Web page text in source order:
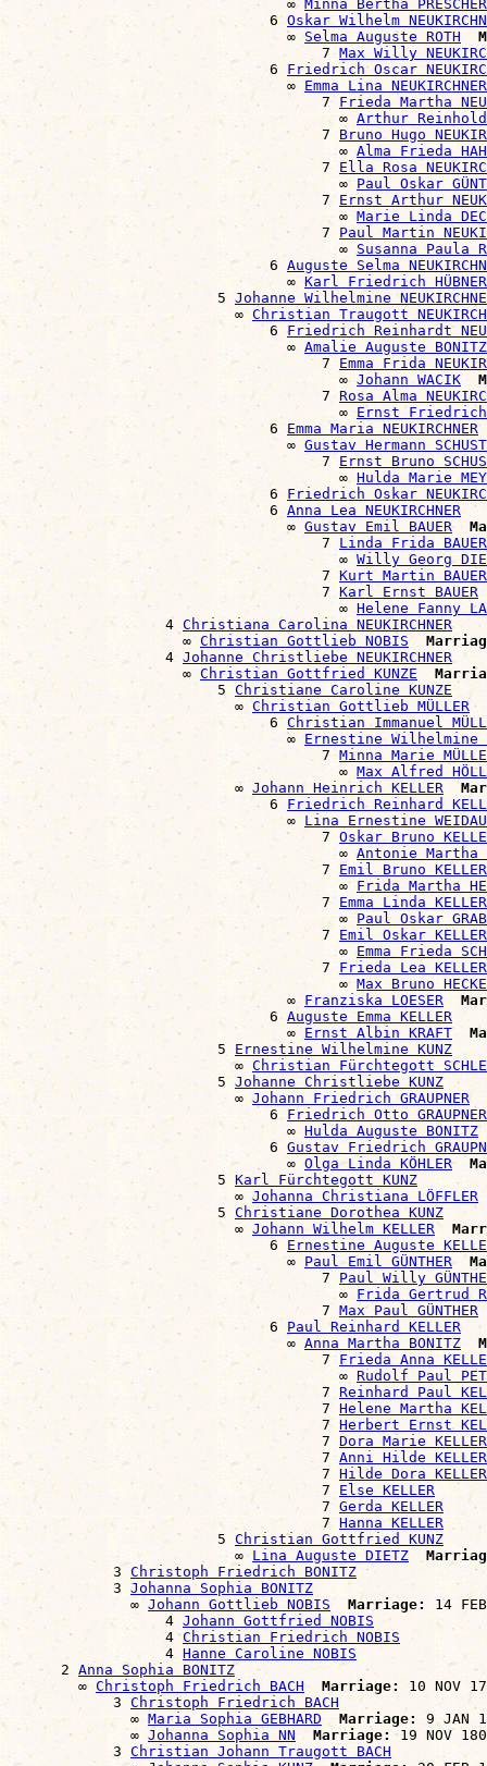
                                ∞
Minna Bertha PRESCHER
                              6
Oskar Wilhelm
                                ∞
Selma Auguste ROTH
                                    7
Max Willy
                              6
Friedrich Oscar
                                ∞
Emma Lina NEUKIRCHNER
                                    7
Frieda Martha
                                      ∞
Arthur Reinhold
                                    7
Bruno Hugo
                                      ∞
Alma Frieda
                                    7
Ella Rosa
                                      ∞
Paul Oskar
                                    7
Ernst Arthur
                                      ∞
Marie Linda
                                    7
Paul Martin
                                      ∞
Susanna Paula
                              6
Auguste Selma
                                ∞
Karl Friedrich HÜBNER
                        5
Johanne Wilhelmine
                          ∞
Christian Traugott
                              6
Friedrich Reinhardt
                                ∞
Amalie Auguste BONITZ
                                    7
Emma Frida
                                      ∞
Johann WACIK
                                    7
Rosa Alma
                                      ∞
Ernst Friedrich
                              6
Emma Maria NEUKIRCHNER
                                ∞
Gustav Hermann
                                    7
Ernst Bruno
                                      ∞
Hulda Marie MEY
                              6
Friedrich Oskar
                              6
Anna Lea NEUKIRCHNER
                                ∞
Gustav Emil BAUER
                                    7
Linda Frida BAUER
                                      ∞
Willy Georg
                                    7
Kurt Martin BAUER
                                    7
Karl Ernst BAUER
                                      ∞
Helene Fanny
                  4
Christiana Carolina NEUKIRCHNER
                    ∞
Christian Gottlieb NOBIS
                  4
Johanne Christliebe NEUKIRCHNER
                    ∞
Christian Gottfried KUNZE
                        5
Christiane Caroline KUNZE
                          ∞
Christian Gottlieb MÜLLER
                              6
Christian Immanuel
                                ∞
Ernestine Wilhelmine
                                    7
Minna Marie
                                      ∞
Max Alfred HÖLL
                          ∞
Johann Heinrich KELLER
                              6
Friedrich Reinhard
                                ∞
Lina Ernestine
                                    7
Oskar Bruno
                                      ∞
Antonie Martha
                                    7
Emil Bruno KELLER
                                      ∞
Frida Martha
                                    7
Emma Linda KELLER
                                      ∞
Paul Oskar
                                    7
Emil Oskar KELLER
                                      ∞
Emma Frieda
                                    7
Frieda Lea KELLER
                                      ∞
Max Bruno
                                ∞
Franziska LOESER
                              6
Auguste Emma KELLER
                                ∞
Ernst Albin KRAFT
                        5
Ernestine Wilhelmine KUNZ
                          ∞
Christian Fürchtegott
                        5
Johanne Christliebe KUNZ
                          ∞
Johann Friedrich GRAUPNER
                              6
Friedrich Otto GRAUPNER
                                ∞
Hulda Auguste BONITZ
                              6
Gustav Friedrich
                                ∞
Olga Linda KÖHLER
                        5
Karl Fürchtegott KUNZ
                          ∞
Johanna Christiana LÖFFLER
                        5
Christiane Dorothea KUNZ
                          ∞
Johann Wilhelm KELLER
                              6
Ernestine Auguste
                                ∞
Paul Emil GÜNTHER
                                    7
Paul Willy
                                      ∞
Frida Gertrud
                                    7
Max Paul GÜNTHER
                              6
Paul Reinhard KELLER
                                ∞
Anna Martha BONITZ
                                    7
Frieda Anna
                                      ∞
Rudolf Paul
                                    7
Reinhard Paul
                                    7
Helene Martha
                                    7
Herbert Ernst
                                    7
Dora Marie KELLER
                                    7
Anni Hilde KELLER
                                    7
Hilde Dora KELLER
                                    7
Else KELLER
                                    7
Gerda KELLER
                                    7
Hanna KELLER
                        5
Christian Gottfried KUNZ
                          ∞
Lina Auguste DIETZ
            3
Christoph Friedrich BONITZ
            3
Johanna Sophia BONITZ
              ∞
Johann Gottlieb NOBIS Marriage:
14
                  4
Johann Gottfried NOBIS
                  4
Christian Friedrich NOBIS
                  4
Hanne Caroline NOBIS
      2
Anna Sophia BONITZ
        ∞
Christoph Friedrich BACH Marriage:
10 NOV
            3
Christoph Friedrich BACH
              ∞
Maria Sophia GEBHARD Marriage:
9 JAN
              ∞
Johanna Sophia NN Marriage: 19 NOV
            3
Christian Johann Traugott BACH